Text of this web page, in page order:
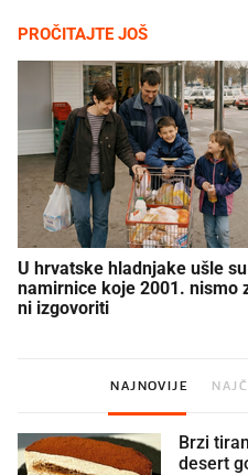
PROČITAJTE JOŠ
U hrvatske hladnjake ušle su
namirnice koje 2001. nismo
ni izgovoriti
NAJNOVIJE
Brzi
desert